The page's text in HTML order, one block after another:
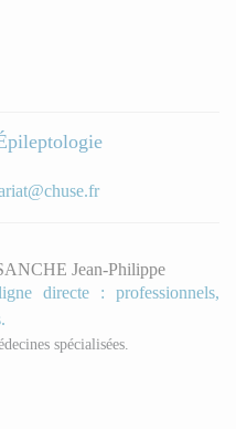
Jean-Philippe
directe : professionnels,
spécialisées.